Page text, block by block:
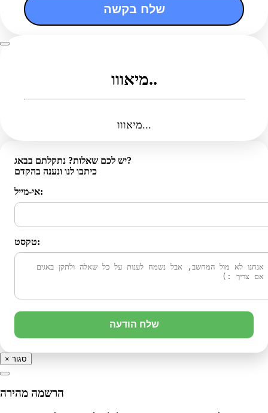
שלח בקשה
מיאווו..
מיאווו...
יש לכם שאלות? נתקלתם בבאג?
כיתבו לנו ונענה בהקדם
אי-מייל:
טקסט:
שלח הודעה
× סגור
הרשמה מהירה